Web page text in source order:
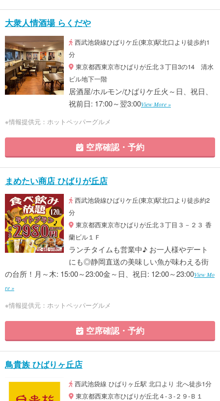
大衆人情酒場 らくだや
西武池袋線ひばりケ丘(東京)駅北口より徒歩約1
分
東京都西東京市ひばりが丘北３丁目3の14 清水
ビル地下一階
居酒屋/ホルモン/ひばりケ丘火～日、祝日、
祝前日: 17:00～翌3:00View More »
※情報提供元：ホットペッパーグルメ
空席確認・予約
まめたい商店 ひばりが丘店
西武池袋線ひばりケ丘(東京)駅北口より徒歩約2
分
東京都西東京市ひばりが丘北３丁目３－２３ 香
蘭ビル１Ｆ
ランチタイムも営業中♪ お一人様やデート
にも◎静岡直送の美味しい魚が味わえる街
の台所！月～木: 15:00～23:00金～日、祝日: 12:00～23:00View Mo
re »
※情報提供元：ホットペッパーグルメ
空席確認・予約
鳥貴族 ひばりヶ丘店
西武池袋線 ひばりヶ丘駅 北口より 北へ徒歩1分
東京都西東京市ひばりが丘北４‐３‐２９‐Ｂ１